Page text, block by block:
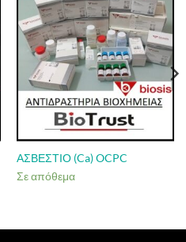
ΑΣΒΕΣΤΙΟ (Ca) OCPC
Σε απόθεμα